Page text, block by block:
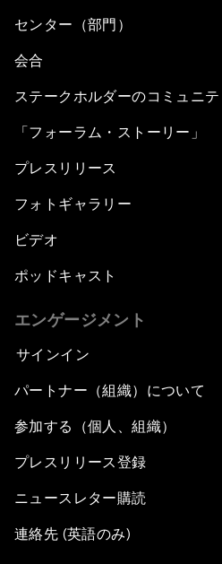
センター（部門）
会合
ステークホルダーのコミュニテ
「フォーラム・ストーリー」
プレスリリース
フォトギャラリー
ビデオ
ポッドキャスト
エンゲージメント
サインイン
パートナー（組織）について
参加する（個人、組織）
プレスリリース登録
ニュースレター購読
連絡先 (英語のみ)